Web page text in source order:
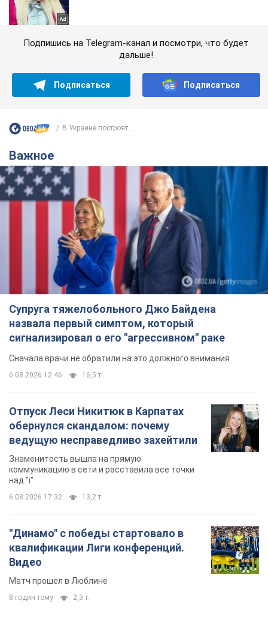
Подпишись на Telegram-канал и посмотри, что будет
дальше!
Подписаться Подписаться
В Украине построят...
Важное
Супруга тяжелобольного Джо Байдена
назвала первый симптом, который
сигнализировал о его "агрессивном" раке
Сначала врачи не обратили на это должного внимания
6.08.2026 12:46 16,5 т.
Отпуск Леси Никитюк в Карпатах
обернулся скандалом: почему
ведущую несправедливо захейтили
Знаменитость вышла на прямую
коммуникацию в сети и расставила все точки
над "i"
6.08.2026 17:32 13,2 т.
"Динамо" с победы стартовало в
квалификации Лиги конференций.
Видео
Матч прошел в Люблине
8 годин тому 2,3 т.